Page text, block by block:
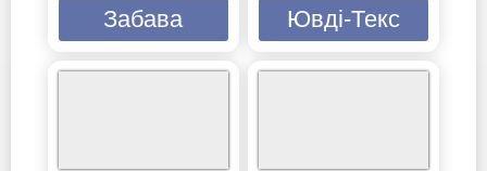
Забава Ювді-Текс